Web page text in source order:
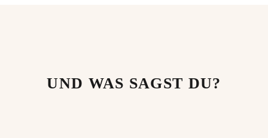
UND WAS SAGST DU?